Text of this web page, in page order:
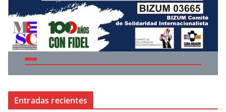
Entradas recientes